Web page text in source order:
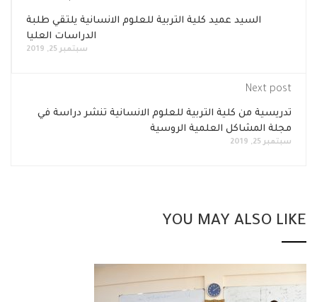
السيد عميد كلية التربية للعلوم الانسانية يلتقي طلبة
الدراسات العليا
سبتمبر 25, 2019
Next post
تدريسية من كلية التربية للعلوم الانسانية تنشر دراسة في
مجلة المشاكل العلمية الروسية
سبتمبر 25, 2019
YOU MAY ALSO LIKE